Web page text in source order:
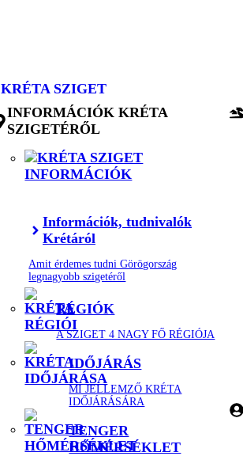
KRÉTA SZIGET
INFORMÁCIÓK KRÉTA
SZIGETÉRŐL
Információk, tudnivalók
Krétáról
Amit érdemes tudni Görögország
legnagyobb szigetéről
RÉGIÓK
A SZIGET 4 NAGY FŐ RÉGIÓJA
IDŐJÁRÁS
MI JELLEMZŐ KRÉTA
IDŐJÁRÁSÁRA
TENGER
HŐMÉRSÉKLET